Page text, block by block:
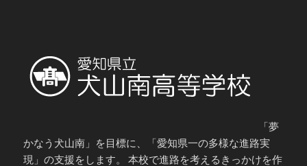
「夢
かなう犬山南」を目標に、「愛知県一の多様な進路実
現」の支援をします。 本校で進路を考えるきっかけを作